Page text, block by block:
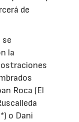
de
se
la
Roca (El
o Dani